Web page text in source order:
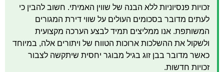
זכויות פנסיוניות ללא הבנה של שווין האמיתי. חשוב להבין כי
לעתים מדובר בסכומים העולים על שווי דירת המגורים
המשותפת. אנו ממליצים תמיד לבצע הערכה מקצועית
ולשקול את ההשלכות ארוכות הטווח של ויתורים אלה, במיוחד
כאשר מדובר בבן זוג בגיל מבוגר יחסית שיתקשה לצבור
זכויות חדשות.